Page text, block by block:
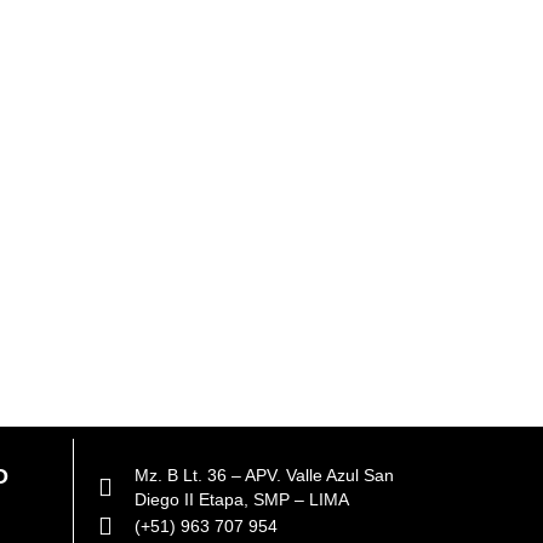
Mz. B Lt. 36 – APV. Valle Azul San
Diego II Etapa, SMP – LIMA
(+51) 963 707 954